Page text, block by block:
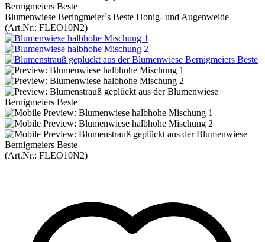
Blumenwiese Beringmeier´s Beste Honig- und Augenweide
(Art.Nr.: FLEO10N2)
(Art.Nr.: FLEO10N2)